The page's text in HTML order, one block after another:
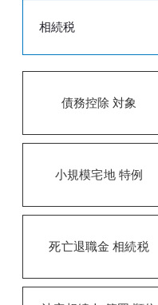
相続税
債務控除 対象
小規模宅地 特例
死亡退職金 相続税